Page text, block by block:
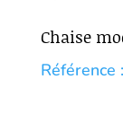
Chaise
Référence